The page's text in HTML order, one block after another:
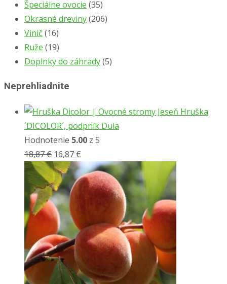
Špeciálne ovocie (35)
Okrasné dreviny(206)
Vinič (16)
Ruže (19)
Doplnky do záhrady(5)
Neprehliadnite
Hruška
´DICOLOR´, podpník Dula
Hodnotenie 5.00 z 5
18,87€ Pôvodná
cena
bola:
18,87 €.
16,87 €
cena
je:
16,87 €.